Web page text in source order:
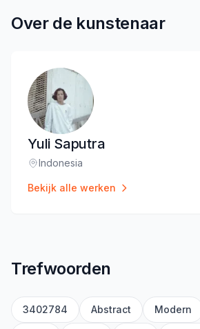
Over de kunstenaar
Yuli Saputra
Locatie
Indonesia
Bekijk alle werken
Trefwoorden
3402784 Abstract Modern